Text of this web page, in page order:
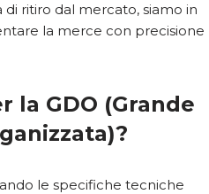
di ritiro dal mercato, siamo in
la merce con precisione
la GDO (Grande
le specifiche tecniche